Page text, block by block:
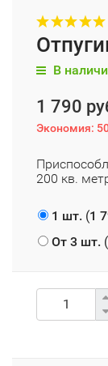
В
1 790
Экономия:
200 кв.
1 шт. (1
От 3 шт. (